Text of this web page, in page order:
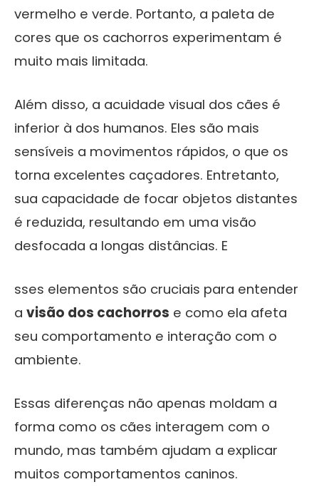
vermelho e verde. Portanto, a paleta de
cores que os cachorros experimentam é
muito mais limitada.
Além disso, a acuidade visual dos cães é
inferior à dos humanos. Eles são mais
sensíveis a movimentos rápidos, o que os
torna excelentes caçadores. Entretanto,
sua capacidade de focar objetos distantes
é reduzida, resultando em uma visão
desfocada a longas distâncias. E
sses elementos são cruciais para entender
a visão dos cachorros e como ela afeta
seu comportamento e interação com o
ambiente.
Essas diferenças não apenas moldam a
forma como os cães interagem com o
mundo, mas também ajudam a explicar
muitos comportamentos caninos.